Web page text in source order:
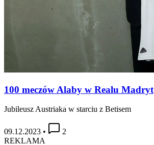
100 meczów Alaby w Realu Madryt
Jubileusz Austriaka w starciu z Betisem
09.12.2023 •
2
REKLAMA